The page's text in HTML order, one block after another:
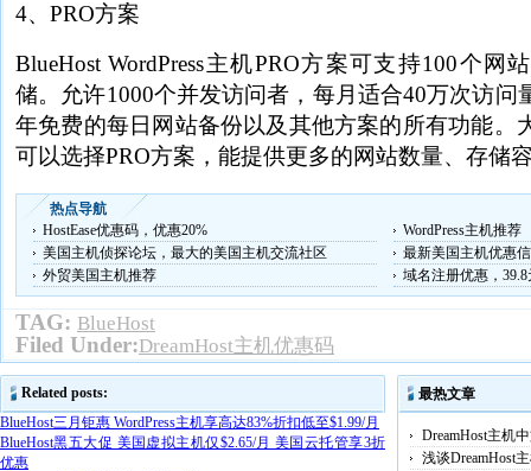
4、PRO方案
BlueHost WordPress主机PRO方案可支持100个网
储。允许1000个并发访问者，每月适合40万次访问
年免费的每日网站备份以及其他方案的所有功能。
可以选择PRO方案，能提供更多的网站数量、存储
热点导航
HostEase优惠码，优惠20%
WordPress主机推荐
美国主机侦探论坛，最大的美国主机交流社区
最新美国主机优惠
外贸美国主机推荐
域名注册优惠，
TAG: BlueHost
Filed Under:DreamHost主机优惠码
Related posts:
BlueHost三月钜惠 WordPress主机享高达83%折扣低至$1.99/月
BlueHost黑五大促 美国虚拟主机仅$2.65/月 美国云托管享3折
优惠
最热文章
DreamHost主机
浅谈DreamHost